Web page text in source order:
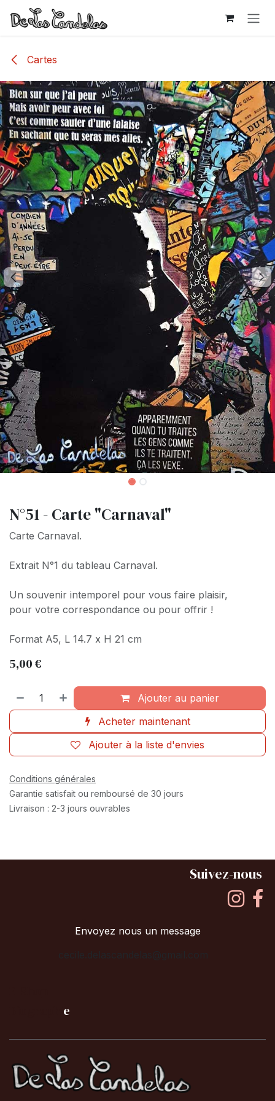
Se rendre au contenu
Cartes
N°51 - Carte "Carnaval"
Carte Carnaval.
Extrait N°1 du tableau Carnaval.
Un souvenir intemporel pour vous faire plaisir,
pour votre correspondance ou pour offrir !
Format A5, L 14.7 x H 21 cm
5,00€
Ajouter au panier
Acheter maintenant
Ajouter à la liste d'envies
Conditions générales
Garantie satisfait ou remboursé de 30 jours
Livraison : 2-3 jours ouvrables
Suivez-nous
Envoyez nous un message
e